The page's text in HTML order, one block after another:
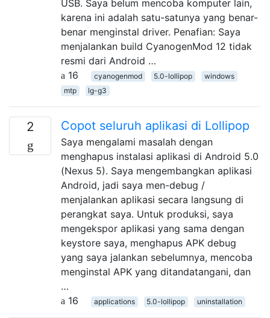
USB. Saya belum mencoba komputer lain,
karena ini adalah satu-satunya yang benar-
benar menginstal driver. Penafian: Saya
menjalankan build CyanogenMod 12 tidak
resmi dari Android …
16
cyanogenmod 5.0-lollipop
windows
mtp
lg-g3
2 Copot seluruh aplikasi di Lollipop
Saya mengalami masalah dengan
menghapus instalasi aplikasi di Android 5.0
(Nexus 5). Saya mengembangkan aplikasi
Android, jadi saya men-debug /
menjalankan aplikasi secara langsung di
perangkat saya. Untuk produksi, saya
mengekspor aplikasi yang sama dengan
keystore saya, menghapus APK debug
yang saya jalankan sebelumnya, mencoba
menginstal APK yang ditandatangani, dan
…
16
applications 5.0-lollipop uninstallation